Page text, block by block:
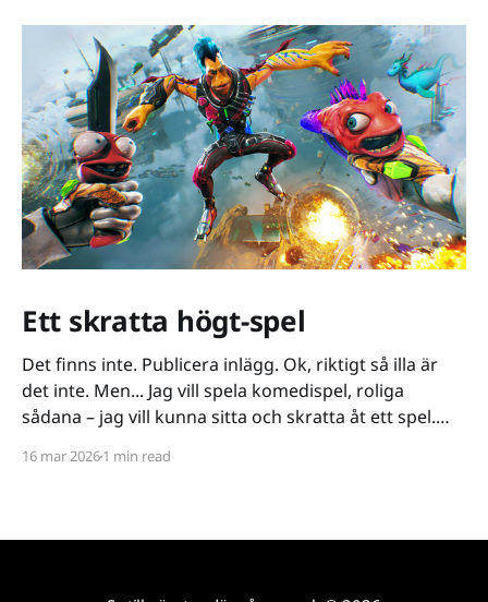
Ett skratta högt-spel
Det finns inte. Publicera inlägg. Ok, riktigt så illa är
det inte. Men... Jag vill spela komedispel, roliga
sådana – jag vill kunna sitta och skratta åt ett spel.
på ett kiss och bajs-spår eller så lutar de sig på
16 mar 20261 min read